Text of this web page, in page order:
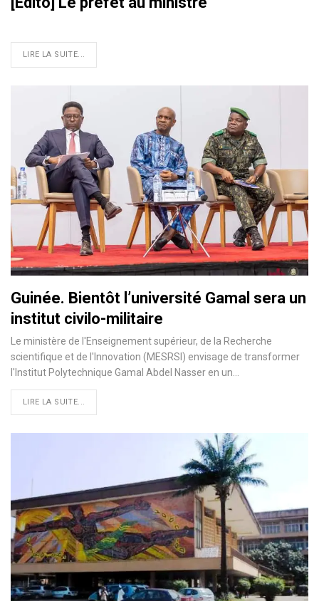
LIRE LA SUITE...
Guinée. Bientôt l’université Gamal sera un
institut civilo-militaire
Le ministère de l'Enseignement supérieur, de la Recherche
scientifique et de l'Innovation (MESRSI) envisage de transformer
l'Institut Polytechnique Gamal Abdel Nasser en un…
LIRE LA SUITE...